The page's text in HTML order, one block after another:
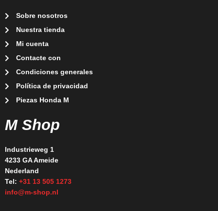
Sobre nosotros
Nuestra tienda
Mi cuenta
Contacte con
Condiciones generales
Política de privacidad
Piezas Honda M
M Shop
Industrieweg 1
4233 GA Ameide
Nederland
Tel: +31 13 505 1273
info@m-shop.nl